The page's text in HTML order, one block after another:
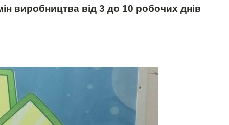
виробництва від 3 до 10 робочих днів